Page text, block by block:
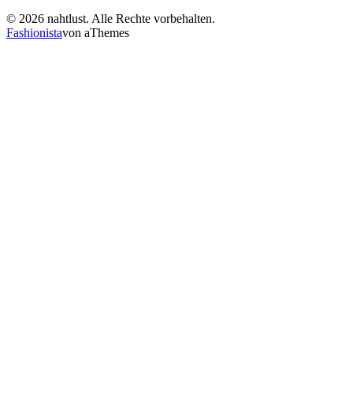
© 2026 nahtlust. Alle Rechte vorbehalten.
Fashionistavon aThemes